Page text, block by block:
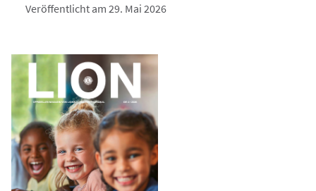
Veröffentlicht am 29. Mai 2026